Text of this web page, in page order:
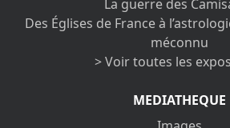
La guerre des
Des Églises de France à
méconnu
> Voir toutes les
MEDIATHEQUE